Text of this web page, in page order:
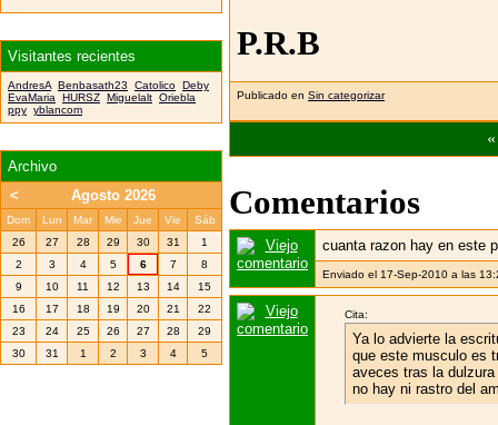
P.R.B
Publicado en Sin categorizar
Comentarios
cuanta razon hay en este
Enviado el 17-Sep-2010 a las
Cita:
Ya lo advierte la
que este musculo es
aveces tras la dulzura
no hay ni rastro del
Visitantes recientes
AndresA Benbasath23 Catolico Deby
EvaMaria
HURSZ Miguelalt Oriebla
ppy yblancom
Archivo
<
Agosto 2026
Dom Lun Mar Mie Jue Vie
Sáb
26
27 28 29 30 31
1
2
3 4 5 6 7
8
9
10 11 12 13 14
15
16
17 18 19 20 21
22
23
24 25 26 27 28
29
30
31 1 2 3 4 5